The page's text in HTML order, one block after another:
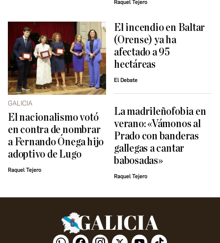
Raquel Tejero
GALICIA
El nacionalismo votó
en contra de nombrar
a Fernando Ónega hijo
adoptivo de Lugo
Raquel Tejero
El incendio en Baltar
(Orense) ya ha
afectado a 95
hectáreas
El Debate
La madrileñofobia en
verano: «Vámonos al
Prado con banderas
gallegas a cantar
babosadas»
Raquel Tejero